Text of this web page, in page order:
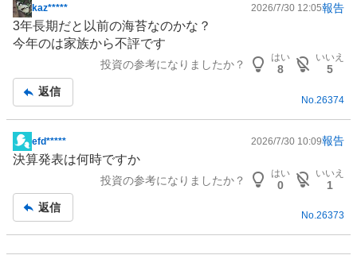
掲
示
板
kaz***** 2026/7/30 12:05報告
3年長期だと以前の海苔なのかな？
今年のは家族から不評です
投資の参考になりましたか？
はい
8
いいえ
5
返信
No. 26374
掲
示
事
efd***** 2026/7/30 10:09報告
決算発表は何時ですか
投資の参考になりましたか？
はい
0
いいえ
1
返信
No.26373